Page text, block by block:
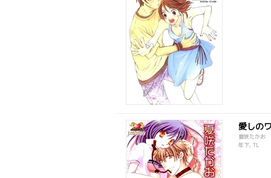
愛しの
夏咲たかお
年下, TL